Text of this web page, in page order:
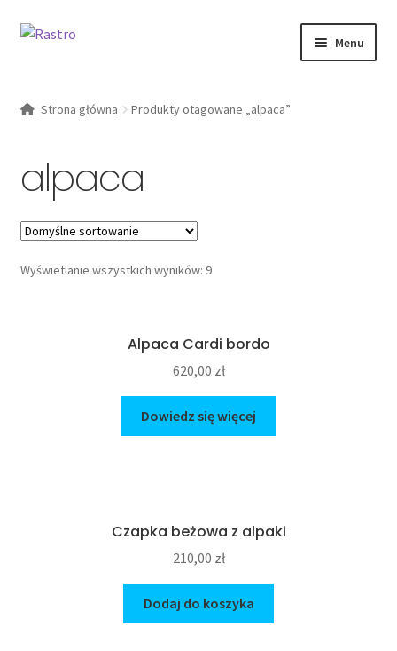
Przejdź
Przejdź
Menu
zestawy
O marce
Moje konto
Strona główna Produkty otagowane „alpaca”
alpaca
Wyświetlanie wszystkich wyników: 9
Alpaca Cardi bordo
620,00 zł
Dowiedz się więcej
Czapka beżowa z alpaki
210,00 zł
Dodaj do koszyka